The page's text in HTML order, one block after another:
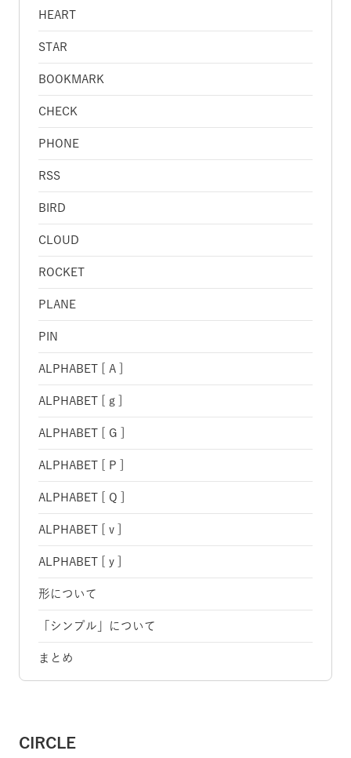
HEART
STAR
BOOKMARK
CHECK
PHONE
RSS
BIRD
CLOUD
ROCKET
PLANE
PIN
ALPHABET [ A ]
ALPHABET [ g ]
ALPHABET [ G ]
ALPHABET [ P ]
ALPHABET [ Q ]
ALPHABET [ v ]
ALPHABET [ y ]
形について
「シンプル」について
まとめ
CIRCLE